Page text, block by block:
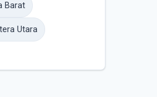
Barat
Utara